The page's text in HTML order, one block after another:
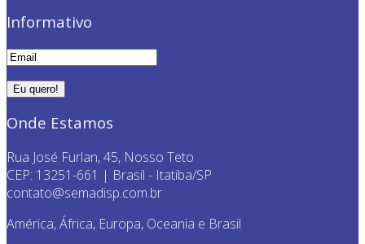
Informativo
Onde Estamos
Rua José Furlan, 45, Nosso Teto
CEP: 13251-661 | Brasil - Itatiba/SP
contato@semadisp.com.br
América, África, Europa, Oceania e Brasil